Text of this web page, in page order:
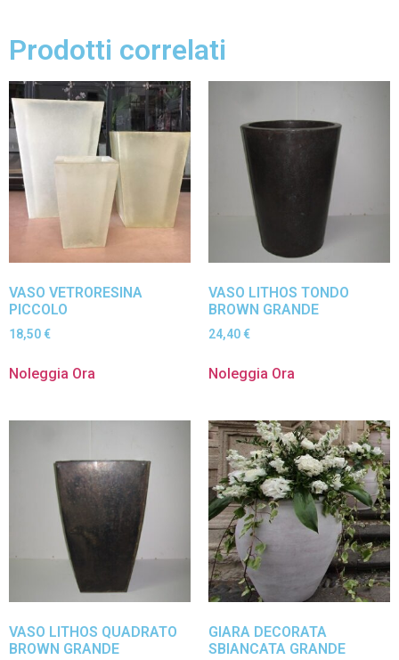
Prodotti correlati
VASO VETRORESINA
PICCOLO
18,50 €
Noleggia Ora
VASO LITHOS TONDO
BROWN GRANDE
24,40 €
Noleggia Ora
VASO LITHOS QUADRATO
BROWN GRANDE
GIARA DECORATA
SBIANCATA GRANDE